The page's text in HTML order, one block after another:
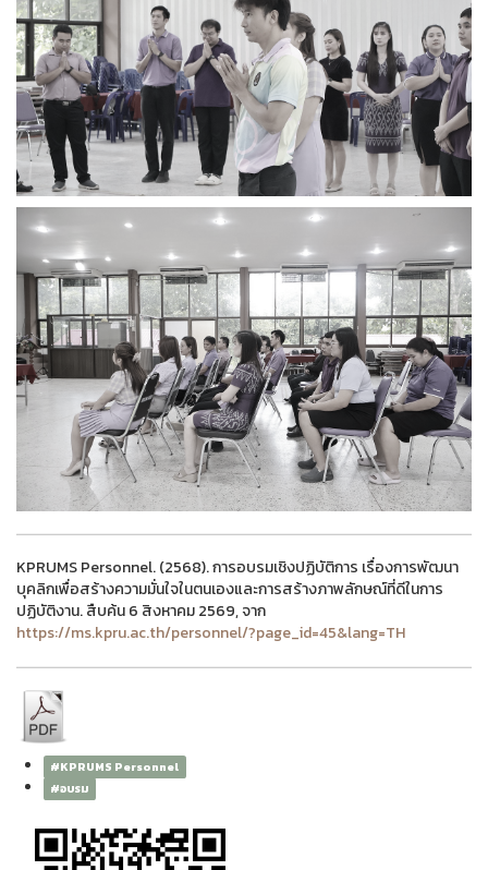
KPRUMS Personnel. (2568). การอบรมเชิงปฏิบัติการ เรื่องการพัฒนา
บุคลิกเพื่อสร้างความมั่นใจในตนเองและการสร้างภาพลักษณ์ที่ดีในการ
ปฏิบัติงาน. สืบค้น 6 สิงหาคม 2569, จาก
https://ms.kpru.ac.th/personnel/?page_id=45&lang=TH
#KPRUMS Personnel
#อบรม